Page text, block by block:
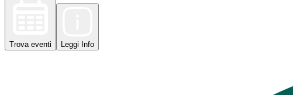
Trova eventi Leggi Info